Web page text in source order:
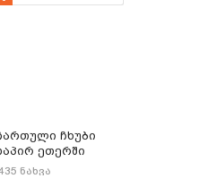
ჩხუბი
ეთერში
ნახვა